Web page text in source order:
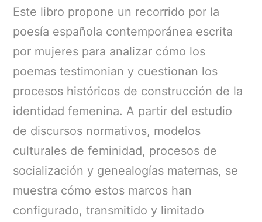
Este libro propone un recorrido por la
poesía española contemporánea escrita
por mujeres para analizar cómo los
poemas testimonian y cuestionan los
procesos históricos de construcción de la
identidad femenina. A partir del estudio
de discursos normativos, modelos
culturales de feminidad, procesos de
socialización y genealogías maternas, se
muestra cómo estos marcos han
configurado, transmitido y limitado